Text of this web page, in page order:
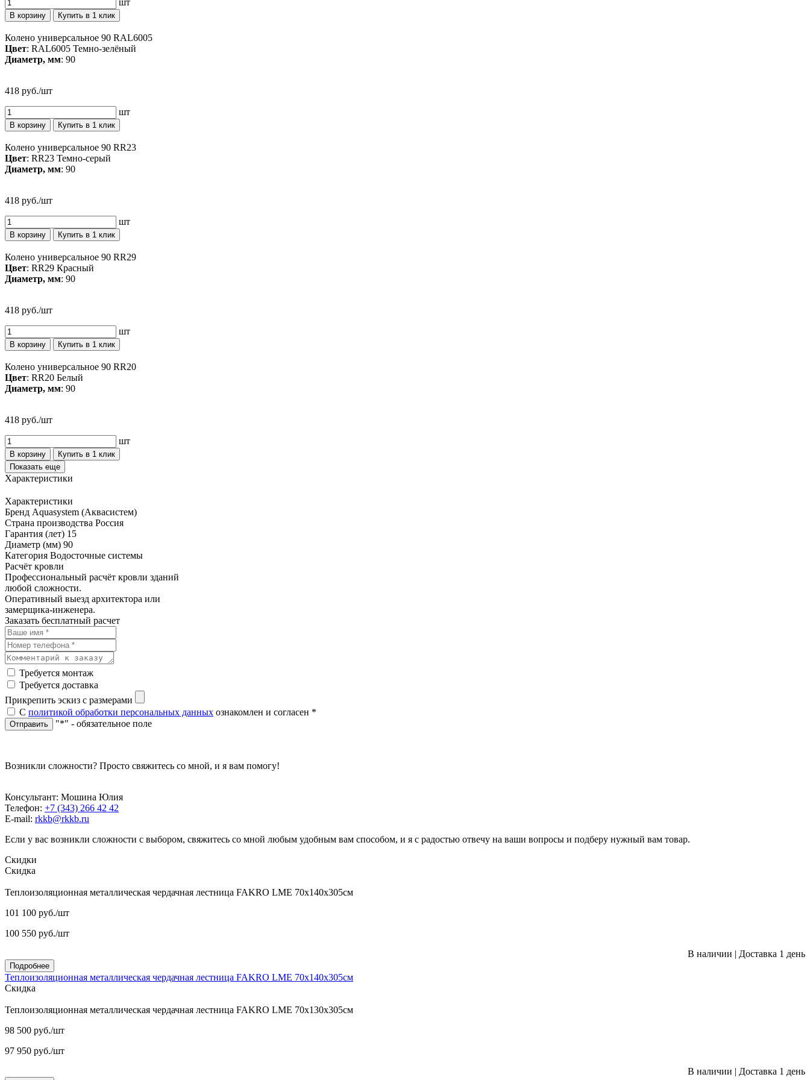
шт
В корзину Купить в 1 клик
Колено универсальное 90 RAL6005
Цвет: RAL6005 Темно-зелёный
Диаметр, мм: 90
418 руб./шт
шт
В корзину Купить в 1 клик
Колено универсальное 90 RR23
Цвет: RR23 Темно-серый
Диаметр, мм: 90
418 руб./шт
шт
В корзину Купить в 1 клик
Колено универсальное 90 RR29
Цвет: RR29 Красный
Диаметр, мм: 90
418 руб./шт
шт
В корзину Купить в 1 клик
Колено универсальное 90 RR20
Цвет: RR20 Белый
Диаметр, мм: 90
418 руб./шт
шт
В корзину
Купить в 1 клик
Показать еще
Характеристики
Характеристики
Бренд Aquasystem (Аквасистем)
Страна производства Россия
Гарантия (лет) 15
Диаметр (мм) 90
Категория Водосточные системы
Расчёт кровли
Профессиональный расчёт кровли зданий
любой сложности.
Оперативный выезд архитектора или
замерщика-инженера.
Заказать бесплатный расчет
Требуется монтаж
Требуется доставка
Прикрепить эскиз с размерами
С политикой обработки персональных данных ознакомлен и согласен *
Отправить "*" - обязательное поле
Возникли сложности? Просто свяжитесь со мной, и я вам помогу!
Консультант: Мошина Юлия
Телефон: +7 (343) 266 42 42
E-mail: rkkb@rkkb.ru
Если у вас возникли сложности с выбором, свяжитесь со мной любым удобным вам способом, и я с радостью отвечу на ваши вопросы и подберу нужный вам товар.
Скидки
Скидка
Теплоизоляционная металлическая чердачная лестница FAKRO LME 70х140х305см
101 100 руб./шт
100 550 руб./шт
В наличии | Доставка 1 день
Подробнее
Теплоизоляционная металлическая чердачная лестница FAKRO LME 70х140х305см
Скидка
Теплоизоляционная металлическая чердачная лестница FAKRO LME 70х130х305см
98 500 руб./шт
97 950 руб./шт
В наличии | Доставка 1 день